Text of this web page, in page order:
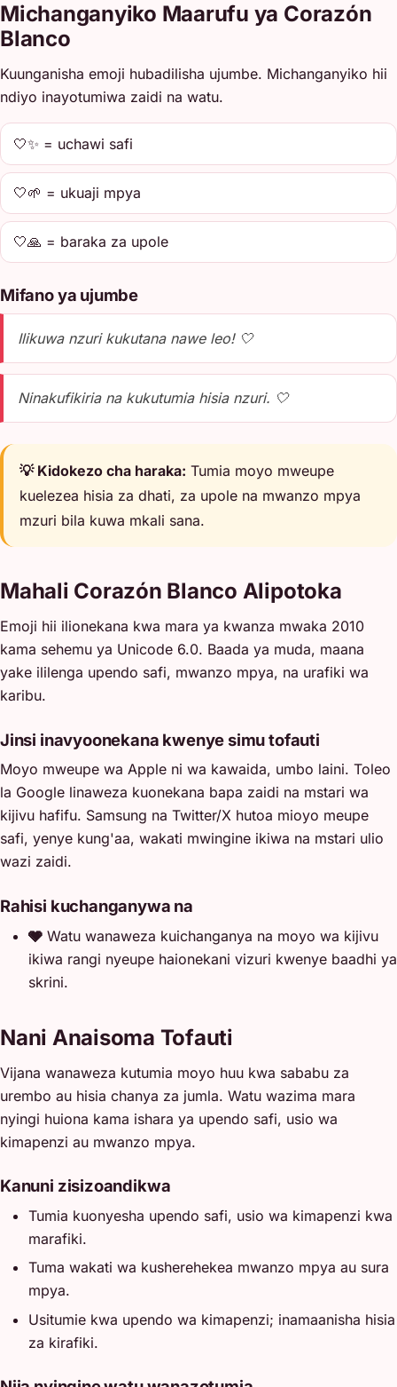
Michanganyiko Maarufu ya Corazón
Blanco
Kuunganisha emoji hubadilisha ujumbe. Michanganyiko hii
ndiyo inayotumiwa zaidi na watu.
🤍✨ = uchawi safi
🤍🌱 = ukuaji mpya
🤍🙏 = baraka za upole
Mifano ya ujumbe
Ilikuwa nzuri kukutana nawe leo! 🤍
Ninakufikiria na kukutumia hisia nzuri. 🤍
💡 Kidokezo cha haraka: Tumia moyo mweupe
kuelezea hisia za dhati, za upole na mwanzo mpya
mzuri bila kuwa mkali sana.
Mahali Corazón Blanco Alipotoka
Emoji hii ilionekana kwa mara ya kwanza mwaka 2010
kama sehemu ya Unicode 6.0. Baada ya muda, maana
yake ililenga upendo safi, mwanzo mpya, na urafiki wa
karibu.
Jinsi inavyoonekana kwenye simu tofauti
Moyo mweupe wa Apple ni wa kawaida, umbo laini. Toleo
la Google linaweza kuonekana bapa zaidi na mstari wa
kijivu hafifu. Samsung na Twitter/X hutoa mioyo meupe
safi, yenye kung'aa, wakati mwingine ikiwa na mstari ulio
wazi zaidi.
Rahisi kuchanganywa na
🩶 Watu wanaweza kuichanganya na moyo wa kijivu
ikiwa rangi nyeupe haionekani vizuri kwenye baadhi ya
skrini.
Nani Anaisoma Tofauti
Vijana wanaweza kutumia moyo huu kwa sababu za
urembo au hisia chanya za jumla. Watu wazima mara
nyingi huiona kama ishara ya upendo safi, usio wa
kimapenzi au mwanzo mpya.
Kanuni zisizoandikwa
Tumia kuonyesha upendo safi, usio wa kimapenzi kwa
marafiki.
Tuma wakati wa kusherehekea mwanzo mpya au sura
mpya.
Usitumie kwa upendo wa kimapenzi; inamaanisha hisia
za kirafiki.